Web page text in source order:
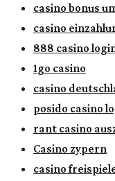
casino bonus
casino
888 casino
1go casino
casino
posido casino
rant casino
Casino zypern
casino